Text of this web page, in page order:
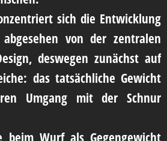
sich die Entwicklung
von der zentralen
deswegen zunächst auf
das tatsächliche Gewicht
Umgang mit der Schnur
beim Wurf als Gegengewicht